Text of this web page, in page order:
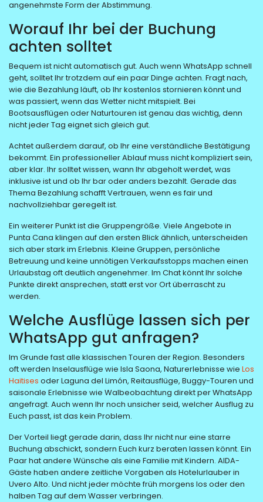
angenehmste Form der Abstimmung.
Worauf Ihr bei der Buchung
achten solltet
Bequem ist nicht automatisch gut. Auch wenn WhatsApp schnell
geht, solltet Ihr trotzdem auf ein paar Dinge achten. Fragt nach,
wie die Bezahlung läuft, ob Ihr kostenlos stornieren könnt und
was passiert, wenn das Wetter nicht mitspielt. Bei
Bootsausflügen oder Naturtouren ist genau das wichtig, denn
nicht jeder Tag eignet sich gleich gut.
Achtet außerdem darauf, ob Ihr eine verständliche Bestätigung
bekommt. Ein professioneller Ablauf muss nicht kompliziert sein,
aber klar. Ihr solltet wissen, wann Ihr abgeholt werdet, was
inklusive ist und ob Ihr bar oder anders bezahlt. Gerade das
Thema Bezahlung schafft Vertrauen, wenn es fair und
nachvollziehbar geregelt ist.
Ein weiterer Punkt ist die Gruppengröße. Viele Angebote in
Punta Cana klingen auf den ersten Blick ähnlich, unterscheiden
sich aber stark im Erlebnis. Kleine Gruppen, persönliche
Betreuung und keine unnötigen Verkaufsstopps machen einen
Urlaubstag oft deutlich angenehmer. Im Chat könnt Ihr solche
Punkte direkt ansprechen, statt erst vor Ort überrascht zu
werden.
Welche Ausflüge lassen sich per
WhatsApp gut anfragen?
Im Grunde fast alle klassischen Touren der Region. Besonders
oft werden Inselausflüge wie Isla Saona, Naturerlebnisse wie Los
Haitises oder Laguna del Limón, Reitausflüge, Buggy-Touren und
saisonale Erlebnisse wie Walbeobachtung direkt per WhatsApp
angefragt. Auch wenn Ihr noch unsicher seid, welcher Ausflug zu
Euch passt, ist das kein Problem.
Der Vorteil liegt gerade darin, dass Ihr nicht nur eine starre
Buchung abschickt, sondern Euch kurz beraten lassen könnt. Ein
Paar hat andere Wünsche als eine Familie mit Kindern. AIDA-
Gäste haben andere zeitliche Vorgaben als Hotelurlauber in
Uvero Alto. Und nicht jeder möchte früh morgens los oder den
halben Tag auf dem Wasser verbringen.